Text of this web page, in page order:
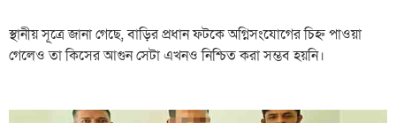
স্থানীয় সূত্রে জানা গেছে, বাড়ির প্রধান ফটকে অগ্নিসংযোগের চিহ্ন পাওয়া
গেলেও তা কিসের আগুন সেটা এখনও নিশ্চিত করা সম্ভব হয়নি।